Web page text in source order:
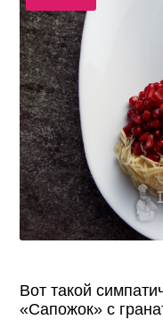
Вот такой
«Сапожок» с